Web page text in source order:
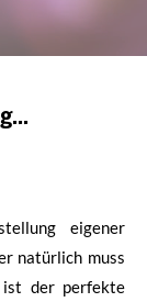
eigener
natürlich muss
ist der perfekte